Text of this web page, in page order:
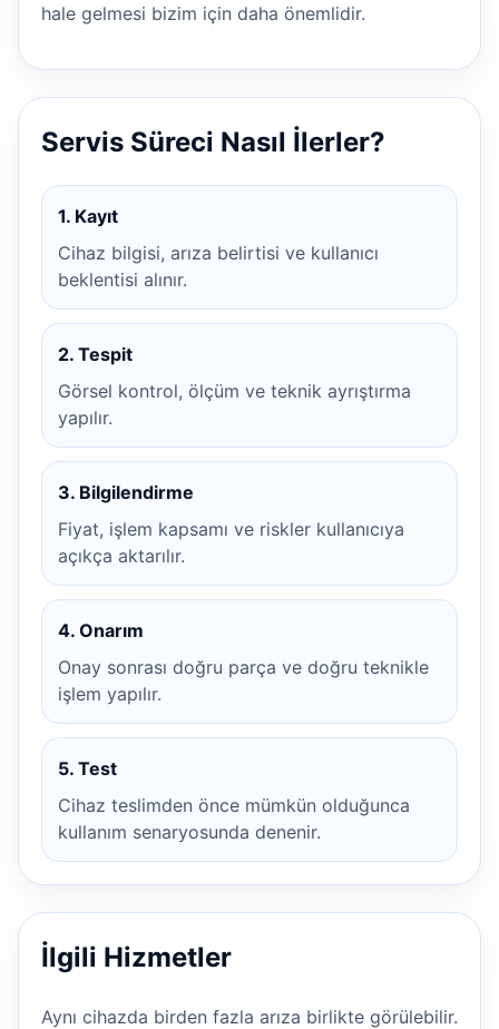
hale gelmesi bizim için daha önemlidir.
Servis Süreci Nasıl İlerler?
1. Kayıt
Cihaz bilgisi, arıza belirtisi ve kullanıcı
beklentisi alınır.
2. Tespit
Görsel kontrol, ölçüm ve teknik ayrıştırma
yapılır.
3. Bilgilendirme
Fiyat, işlem kapsamı ve riskler kullanıcıya
açıkça aktarılır.
4. Onarım
Onay sonrası doğru parça ve doğru teknikle
işlem yapılır.
5. Test
Cihaz teslimden önce mümkün olduğunca
kullanım senaryosunda denenir.
İlgili Hizmetler
Aynı cihazda birden fazla arıza birlikte görülebilir.